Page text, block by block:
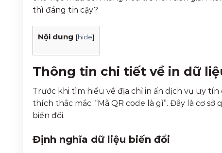
thì đáng tin cậy?
Nội dung [hide]
Thông tin chi tiết về in dữ
Trước khi tìm hiểu về địa chỉ in ấn dịch vụ uy
thích thắc mắc: “Mã QR code là gì”. Đây là cơ
biến đổi.
Định nghĩa dữ liệu biến đổi